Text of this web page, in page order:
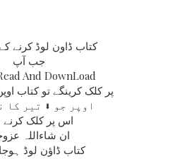
🔍کتاب ڈاون لوڈ کرنے
جب آپ
And DownLoad
پر کلک کرینگے تو کتاب
اوپر جو ⬇ تیر کا
اس پر کلک
ان شاءاللہ
کتاب ڈاؤن لوڈ